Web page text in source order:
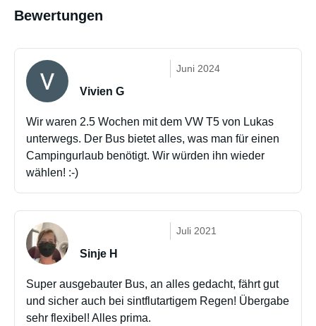
Bewertungen
Juni 2024
Vivien G
Wir waren 2.5 Wochen mit dem VW T5 von Lukas
unterwegs. Der Bus bietet alles, was man für einen
Campingurlaub benötigt. Wir würden ihn wieder
wählen! :-)
Juli 2021
Sinje H
Super ausgebauter Bus, an alles gedacht, fährt gut
und sicher auch bei sintflutartigem Regen! Übergabe
sehr flexibel! Alles prima.